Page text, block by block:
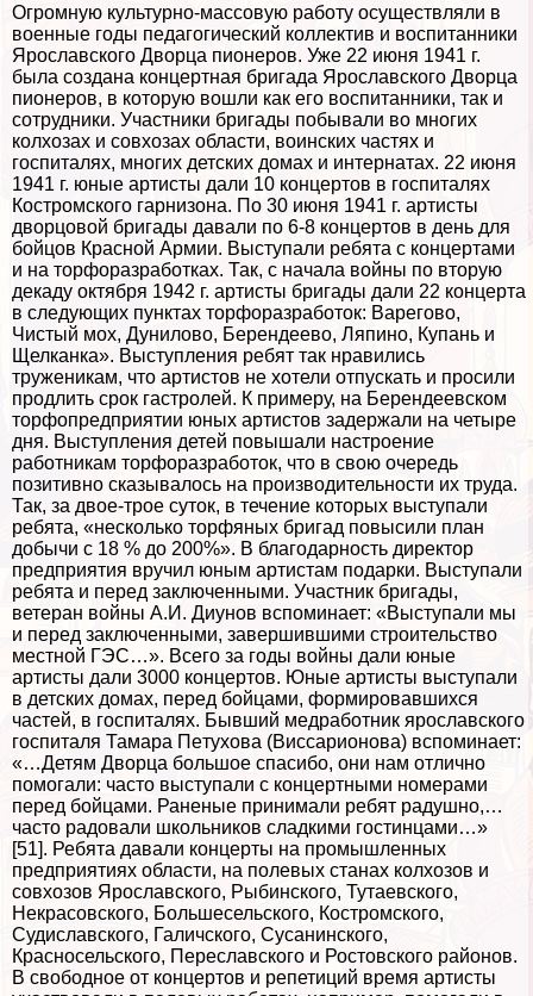
Огромную культурно-массовую работу осуществляли в
военные годы педагогический коллектив и воспитанники
Ярославского Дворца пионеров. Уже 22 июня 1941 г.
была создана концертная бригада Ярославского Дворца
пионеров, в которую вошли как его воспитанники, так и
сотрудники. Участники бригады побывали во многих
колхозах и совхозах области, воинских частях и
госпиталях, многих детских домах и интернатах. 22 июня
1941 г. юные артисты дали 10 концертов в госпиталях
Костромского гарнизона. По 30 июня 1941 г. артисты
дворцовой бригады давали по 6-8 концертов в день для
бойцов Красной Армии. Выступали ребята с концертами
и на торфоразработках. Так, с начала войны по вторую
декаду октября 1942 г. артисты бригады дали 22 концерта
в следующих пунктах торфоразработок: Варегово,
Чистый мох, Дунилово, Берендеево, Ляпино, Купань и
Щелканка». Выступления ребят так нравились
труженикам, что артистов не хотели отпускать и просили
продлить срок гастролей. К примеру, на Берендеевском
торфопредприятии юных артистов задержали на четыре
дня. Выступления детей повышали настроение
работникам торфоразработок, что в свою очередь
позитивно сказывалось на производительности их труда.
Так, за двое-трое суток, в течение которых выступали
ребята, «несколько торфяных бригад повысили план
добычи с 18 % до 200%». В благодарность директор
предприятия вручил юным артистам подарки. Выступали
ребята и перед заключенными. Участник бригады,
ветеран войны А.И. Диунов вспоминает: «Выступали мы
и перед заключенными, завершившими строительство
местной ГЭС…». Всего за годы войны дали юные
артисты дали 3000 концертов. Юные артисты выступали
в детских домах, перед бойцами, формировавшихся
частей, в госпиталях. Бывший медработник ярославского
госпиталя Тамара Пeтyxова (Виссарионова) вспоминает:
«…Детям Дворца большое спасибо, они нам отлично
помогали: часто выступали с концертными номерами
перед бойцами. Раненые принимали ребят радушно,…
часто радовали школьников сладкими гостинцами…»
[51]. Ребята давали концерты на промышленных
предприятиях области, на полевых станах колхозов и
совхозов Ярославского, Рыбинского, Тутаевского,
Некрасовского, Большесельского, Костромского,
Судиславского, Галичского, Сусанинского,
Красносельского, Переславского и Ростовского районов.
В свободное от концертов и репетиций время артисты